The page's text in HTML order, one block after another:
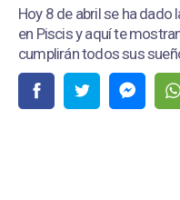
Hoy 8 de abril se ha dado
en Piscis y aquí te
cumplirán todos sus